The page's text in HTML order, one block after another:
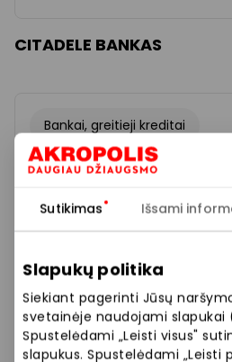
Sutikimas Išsami
Slapukų politika
Siekiant pagerinti Jūsų
svetainėje naudojami slapukai
Spustelėdami „Leisti visus"
slapukus. Spustelėdami „Leisti
CITADELE BANKAS
Bankai, greitieji kreditai